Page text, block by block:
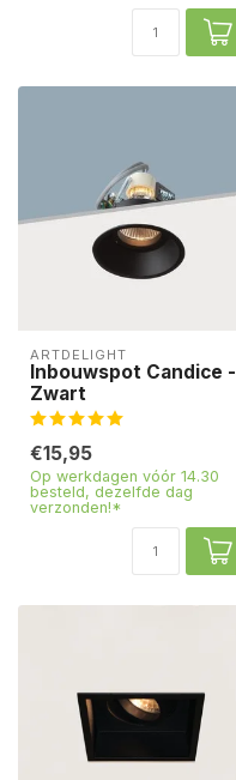
ARTDELIGHT
Inbouwspot Candice -
Zwart
€15,95
Op werkdagen vóór 14.30
besteld, dezelfde dag
verzonden!*